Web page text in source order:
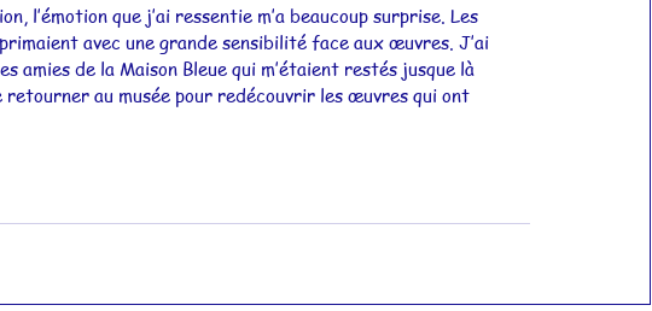
l’émotion que j’ai ressentie m’a beaucoup surprise. Les
avec une grande sensibilité face aux œuvres. J’ai
amies de la Maison Bleue qui m’étaient restés jusque là
retourner au musée pour redécouvrir les œuvres qui ont